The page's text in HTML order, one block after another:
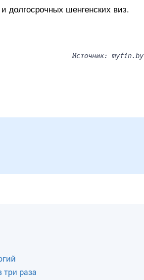
долгосрочных шенгенских виз.
Источник: myfin.by